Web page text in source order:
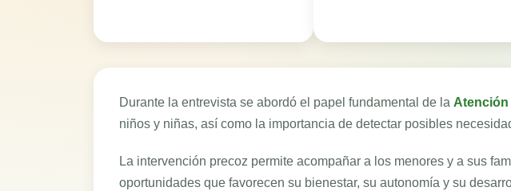
Durante la entrevista se abordó el papel fundamental de la Atención
niños y niñas, así como la importancia de detectar posibles
La intervención precoz permite acompañar a los menores y a sus
oportunidades que favorecen su bienestar, su autonomía y su